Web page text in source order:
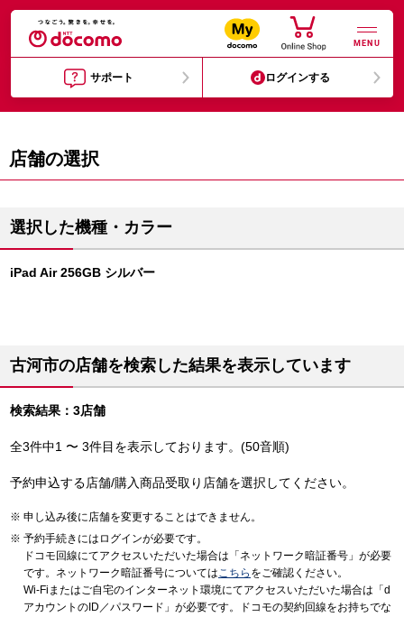
MENU
サポート ログインする
店舗の選択
選択した機種・カラー
iPad Air 256GB シルバー
古河市の店舗を検索した結果を表示しています
検索結果：3店舗
全3件中1 〜 3件目を表示しております。(50音順)
予約申込する店舗/購入商品受取り店舗を選択してください。
申し込み後に店舗を変更することはできません。
予約手続きにはログインが必要です。
ドコモ回線にてアクセスいただいた場合は「ネットワーク暗証番号」が必要
です。ネットワーク暗証番号についてはこちら をご確認ください。
Wi-Fiまたはご自宅のインターネット環境にてアクセスいただいた場合は「d
アカウントのID／パスワード」が必要です。ドコモの契約回線をお持ちでな